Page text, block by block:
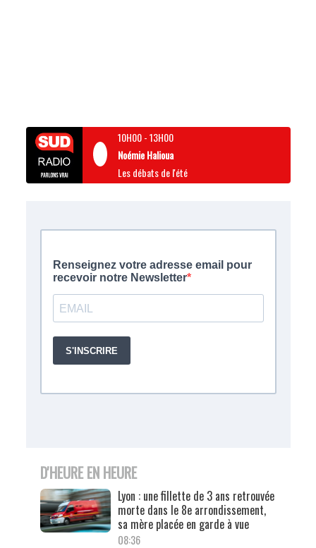
10H00-13H00
Noémie Halioua
Les débats de l'été
D'HEURE EN HEURE
Lyon : une fillette de 3 ans retrouvée
morte dans le 8e arrondissement,
sa mère placée en garde à vue
08:36